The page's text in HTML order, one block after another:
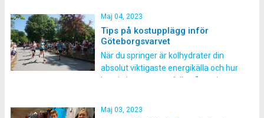
anmäla sig. Ta chansen att avsluta
denna höst på topp tillsammans med
oss! Här […]
Maj 04, 2023
Tips på kostupplägg inför
Göteborgsvarvet
När du springer är kolhydrater din
absolut viktigaste energikälla och hur
bra du kommer att fylla på med
loppet kommer att vara mycket
Maj 03, 2023